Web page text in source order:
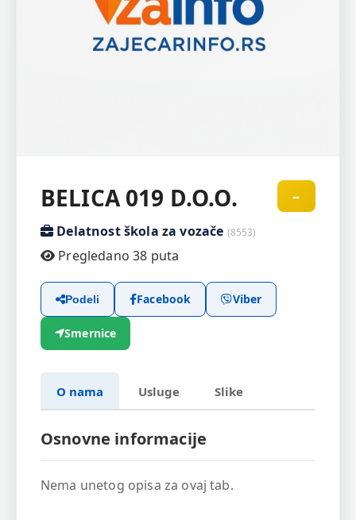
BELICA 019 D.O.O.
Delatnost škola za vozače (8553)
Pregledano 38 puta
–
Podeli Facebook Viber
Smernice
O nama Usluge Slike
Osnovne informacije
Nema unetog opisa za ovaj tab.